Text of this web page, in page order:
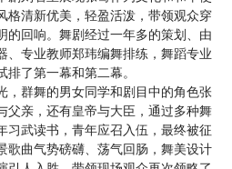
格清新优美，轻盈活泼，带领观众穿
的回响。舞剧经过一年多的策划、由
、专业教师郑玮编舞排练，舞蹈专业
了第一幕和第二幕。
群舞的男女同学和剧目中的角色张
父亲，还有皇帝与大臣，通过多种舞
习武读书，青年应召入伍，最终被征
歌曲气势磅礴、荡气回肠，舞美设计